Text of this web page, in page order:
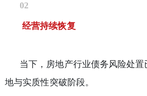
02
经营持续恢复
当下，房地产行业债务风险处
地与实质性突破阶段。